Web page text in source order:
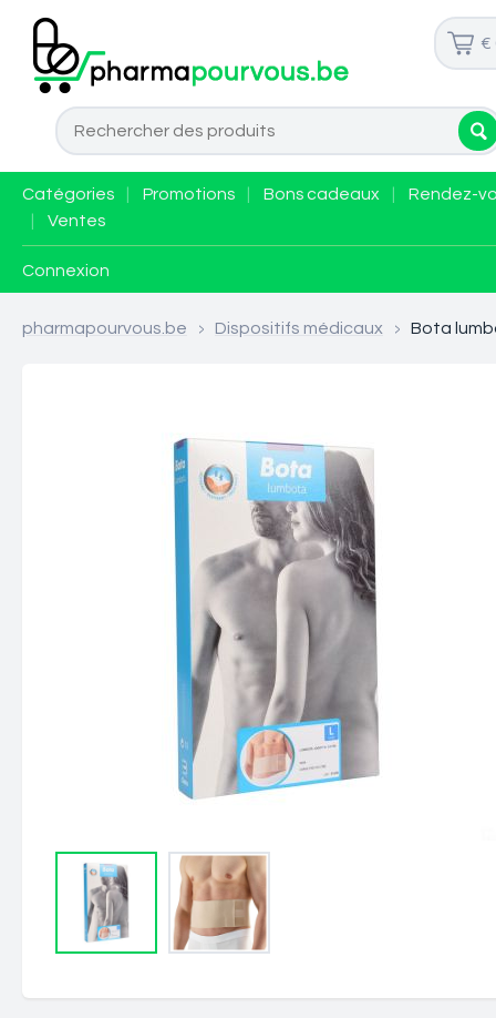
€
Catégories Promotions Bons cadeaux
Rendez-
Ventes
Connexion
pharmapourvous.be > Dispositifs médicaux > Bota